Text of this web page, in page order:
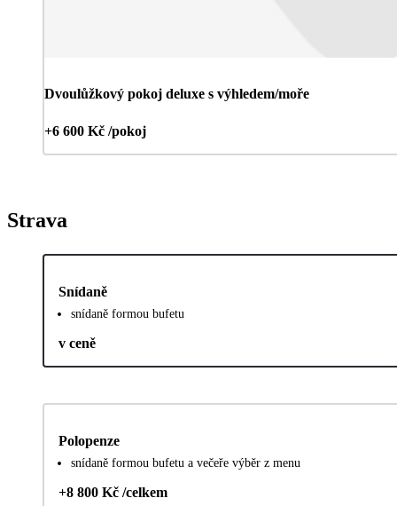
Dvoulůžkový pokoj deluxe s výhledem/moře
+6 600 Kč /pokoj
Strava
Snídaně
snídaně formou bufetu
v ceně
Polopenze
snídaně formou bufetu a večeře výběr z menu
+8 800 Kč /celkem